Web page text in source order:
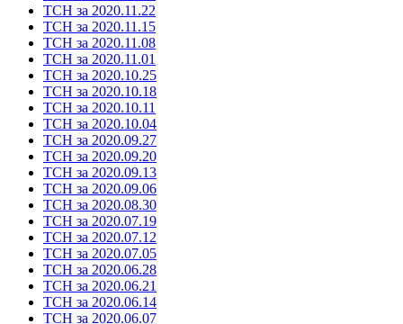
ТСН за 2020.11.22
ТСН за 2020.11.15
ТСН за 2020.11.08
ТСН за 2020.11.01
ТСН за 2020.10.25
ТСН за 2020.10.18
ТСН за 2020.10.11
ТСН за 2020.10.04
ТСН за 2020.09.27
ТСН за 2020.09.20
ТСН за 2020.09.13
ТСН за 2020.09.06
ТСН за 2020.08.30
ТСН за 2020.07.19
ТСН за 2020.07.12
ТСН за 2020.07.05
ТСН за 2020.06.28
ТСН за 2020.06.21
ТСН за 2020.06.14
ТСН за 2020.06.07